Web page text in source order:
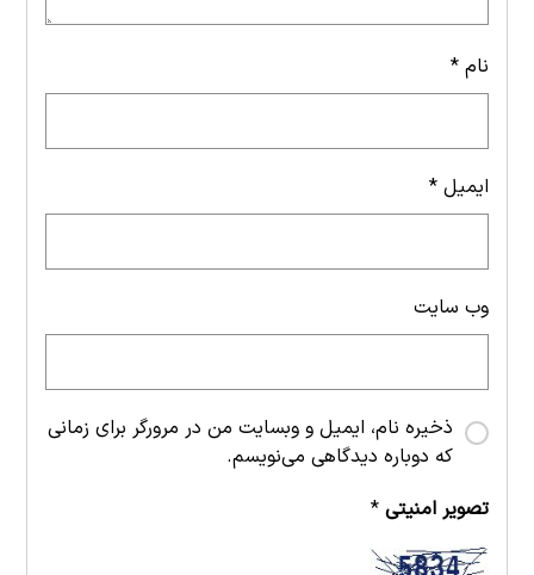
نام*
ایمیل*
وب‌ سایت
ذخیره نام، ایمیل و وبسایت من در مرورگر برای زمانی
که دوباره دیدگاهی می‌نویسم.
تصویر امنیتی*